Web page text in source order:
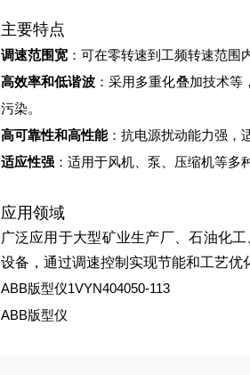
主要特点
调速范围宽：可在零转速到工频转速范围
高效率和低谐波：采用多重化叠加技术等
污染。
高可靠性和高性能：抗电源扰动能力强，
适应性强：适用于风机、泵、压缩机等多
应用领域
广泛应用于大型矿业生产厂、石油化
设备，通过调速控制实现节能和工艺优
ABB版型仪1VYN404050-113
ABB版型仪